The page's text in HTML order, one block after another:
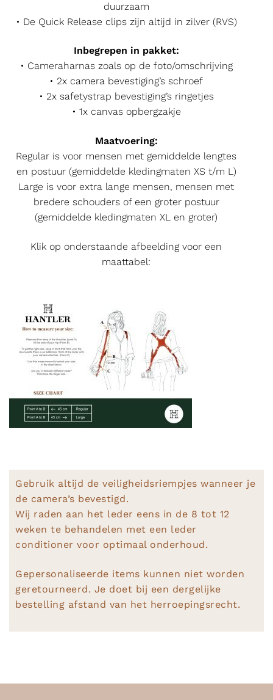
duurzaam
• De Quick Release clips zijn altijd in zilver (RVS)
Inbegrepen in pakket:
• Cameraharnas zoals op de foto/omschrijving
• 2x camera bevestiging’s schroef
• 2x safetystrap bevestiging’s ringetjes
• 1x canvas opbergzakje
Maatvoering:
Regular is voor mensen met gemiddelde lengtes
en postuur (gemiddelde kledingmaten XS t/m L)
Large is voor extra lange mensen, mensen met
bredere schouders of een groter postuur
(gemiddelde kledingmaten XL en groter)
Klik op onderstaande afbeelding voor een
maattabel:
Gebruik altijd de veiligheidsriempjes wanneer je
de camera’s bevestigd.
Wij raden aan het leder eens in de 8 tot 12
weken te behandelen met een leder
conditioner voor optimaal onderhoud.
Gepersonaliseerde items kunnen niet worden
geretourneerd. Je doet bij een dergelijke
bestelling afstand van het herroepingsrecht.